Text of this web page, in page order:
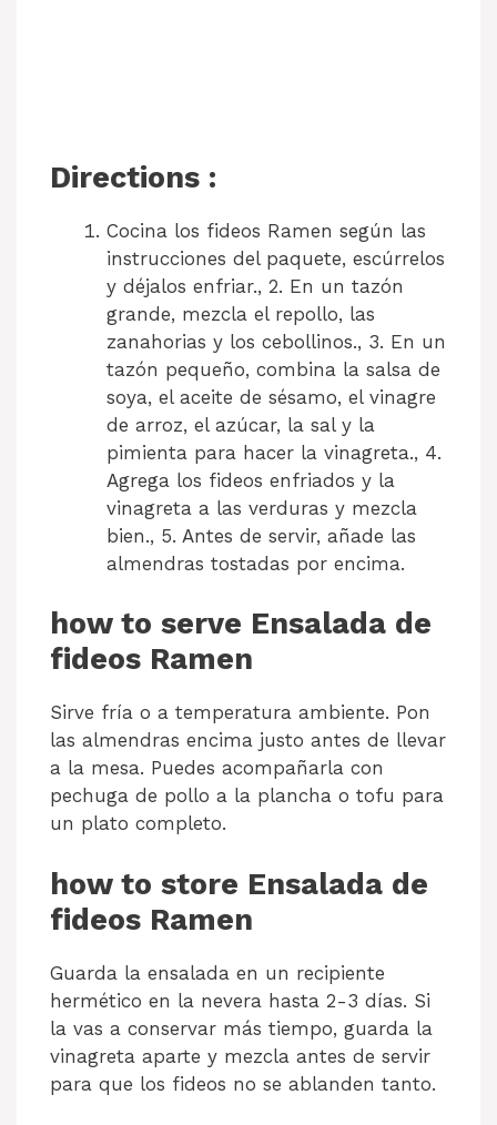
Directions :
Cocina los fideos Ramen según las
instrucciones del paquete, escúrrelos
y déjalos enfriar., 2. En un tazón
grande, mezcla el repollo, las
zanahorias y los cebollinos., 3. En un
tazón pequeño, combina la salsa de
soya, el aceite de sésamo, el vinagre
de arroz, el azúcar, la sal y la
pimienta para hacer la vinagreta., 4.
Agrega los fideos enfriados y la
vinagreta a las verduras y mezcla
bien., 5. Antes de servir, añade las
almendras tostadas por encima.
how to serve Ensalada de
fideos Ramen
Sirve fría o a temperatura ambiente. Pon
las almendras encima justo antes de llevar
a la mesa. Puedes acompañarla con
pechuga de pollo a la plancha o tofu para
un plato completo.
how to store Ensalada de
fideos Ramen
Guarda la ensalada en un recipiente
hermético en la nevera hasta 2-3 días. Si
la vas a conservar más tiempo, guarda la
vinagreta aparte y mezcla antes de servir
para que los fideos no se ablanden tanto.